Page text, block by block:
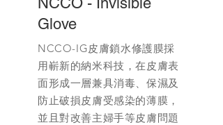
Glove
NCCO-IG皮膚鎖水修護膜採
用嶄新的納米科技，在皮膚表
面形成一層兼具消毒、保濕及
防止破損皮膚受感染的薄膜，
並且對改善主婦手等皮膚問題